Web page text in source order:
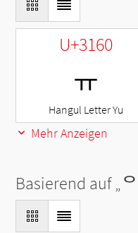
U+3160
ㅠ
Hangul Letter Yu
Mehr Anzeigen
Basierend auf „ᄋ